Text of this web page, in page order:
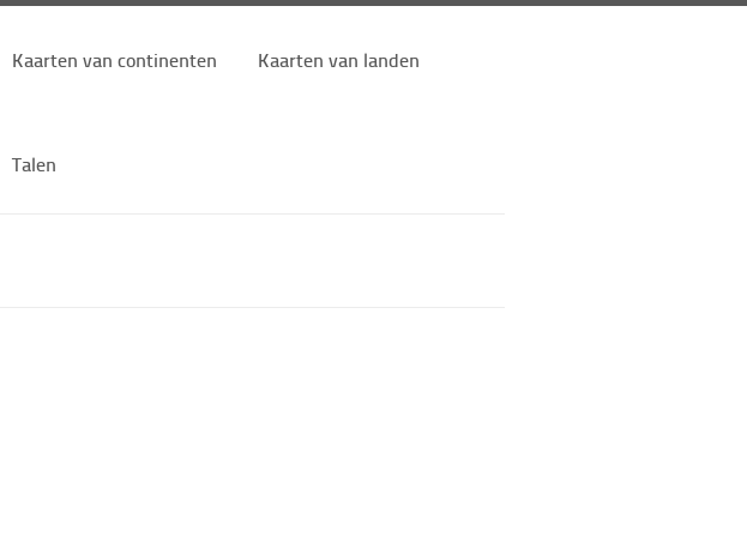
Kaarten van continenten Kaarten van landen
Talen